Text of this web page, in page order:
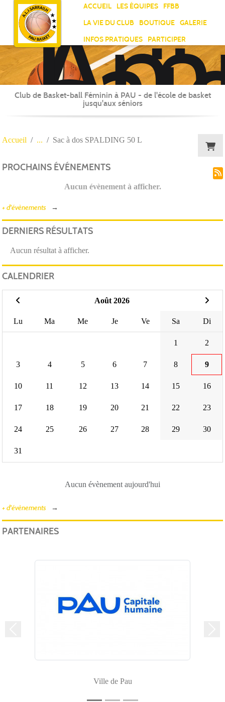
ACCUEIL LES ÉQUIPES
FFBB
LA VIE DU CLUB
BOUTIQUE
GALERIE
INFOS PRATIQUES
PARTICIPER
Club de Basket-ball Féminin à PAU - de l'école de basket
jusqu'aux séniors
Accueil Sac à dos SPALDING 50 L
PROCHAINS ÉVÉNEMENTS
Aucun évènement à afficher.
+ d'évènements
DERNIERS RÉSULTATS
Aucun résultat à afficher.
CALENDRIER
Août 2026
Lu Ma Me Je Ve Sa Di
1 2
3 4 5 6 7 8 9
10 11 12 13 14 15 16
17 18 19 20 21 22 23
24 25 26 27 28 29 30
31
Aucun évènement aujourd'hui
+ d'évènements
PARTENAIRES
Ville de Pau
Panneau de gestion des cookies